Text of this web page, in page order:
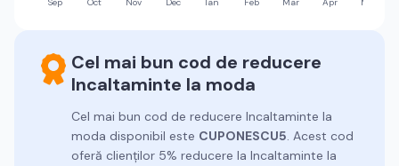
Cel mai bun cod de reducere
Incaltaminte la moda
Cel mai bun cod de reducere Incaltaminte la
moda disponibil este CUPONESCU5. Acest cod
oferă clienților 5% reducere la Incaltaminte la